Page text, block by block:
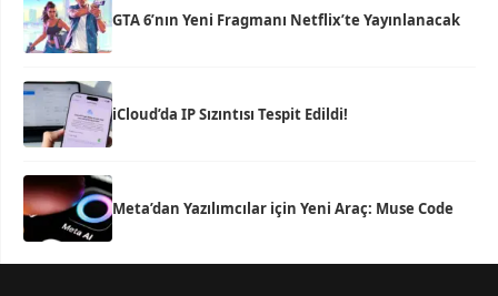
GTA 6’nın Yeni Fragmanı Netflix’te Yayınlanacak
iCloud’da IP Sızıntısı Tespit Edildi!
Meta’dan Yazılımcılar için Yeni Araç: Muse Code